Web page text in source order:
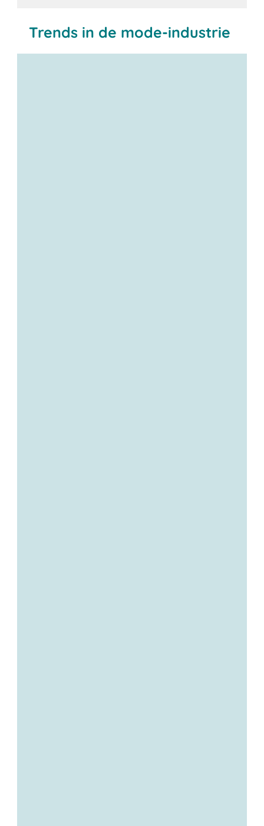
Trends in de mode-industrie